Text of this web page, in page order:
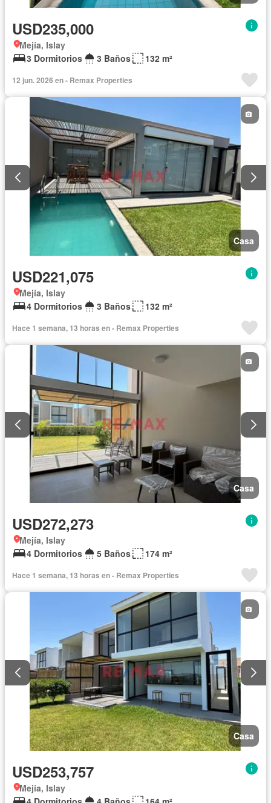
USD235,000
Mejía, Islay
3 Dormitorios
3 Baños 132 m²
12 jun. 2026 en - Remax Properties
Casa
USD221,075
Mejía, Islay
4 Dormitorios
3 Baños 132 m²
Hace 1 semana, 13 horas en - Remax Properties
Casa
USD272,273
Mejía, Islay
4 Dormitorios
5 Baños 174 m²
Hace 1 semana, 13 horas en - Remax Properties
Casa
USD253,757
Mejía, Islay